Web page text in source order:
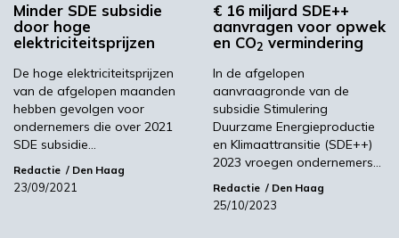
00:46
Minder SDE subsidie
door hoge
elektriciteitsprijzen
De hoge elektriciteitsprijzen
van de afgelopen maanden
hebben gevolgen voor
ondernemers die over 2021
SDE subsidie…
Redactie Den Haag
23/09/2021
€ 16 miljard SDE++
aanvragen voor opwek
en CO2 vermindering
In de afgelopen
aanvraagronde van de
subsidie Stimulering
Duurzame Energieproductie
en Klimaattransitie (SDE++)
2023 vroegen ondernemers…
Redactie Den Haag
25/10/2023